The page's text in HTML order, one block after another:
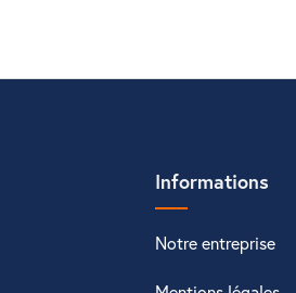
Informations
Notre entreprise